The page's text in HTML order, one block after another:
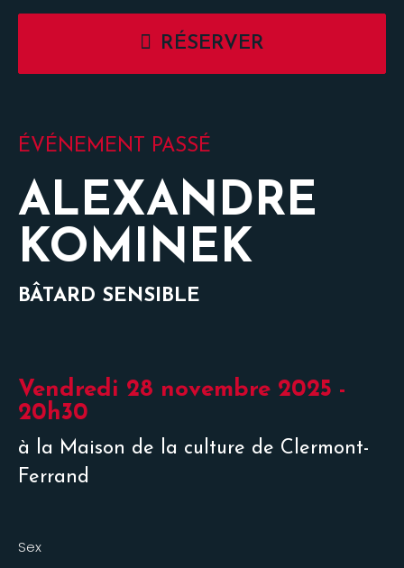
RÉSERVER
ÉVÉNEMENT PASSÉ
ALEXANDRE
KOMINEK
BÂTARD SENSIBLE
Vendredi 28 novembre 2025 -
20h30
à la Maison de la culture de Clermont-
Ferrand
Sex